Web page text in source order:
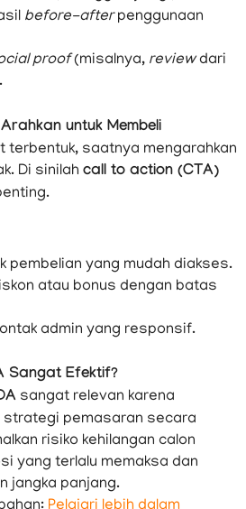
before-afterpenggunaan
proof(misalnya, reviewdari
untuk Membeli
terbentuk, saatnya mengarahkan
Di sinilah call to action (CTA)
pembelian yang mudah diakses.
atau bonus dengan batas
admin yang responsif.
Sangat Efektif?
sangat relevan karena
strategi pemasaran secara
risiko kehilangan calon
yang terlalu memaksa dan
jangka panjang.